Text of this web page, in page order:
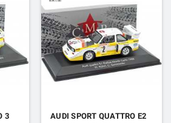
3
AUDI SPORT QUATTRO E2